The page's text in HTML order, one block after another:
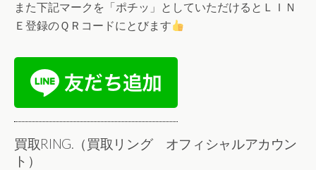
また下記マークを「ポチッ」としていただけるとＬＩＮ
Ｅ登録のＱＲコードにとびます
買取RING.（買取リング オフィシャルアカウン
ト）